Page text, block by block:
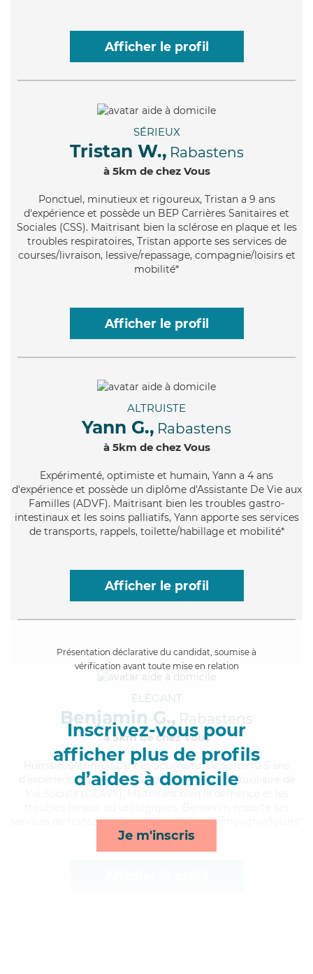
Afficher le profil
SÉRIEUX
Tristan W., Rabastens
à 5km de chez Vous
Ponctuel, minutieux et rigoureux, Tristan a 9 ans
d'expérience et possède un BEP Carrières Sanitaires et
Sociales (CSS). Maitrisant bien la sclérose en plaque et les
troubles respiratoires, Tristan apporte ses services de
courses/livraison, lessive/repassage, compagnie/loisirs et
mobilité*
Afficher le profil
ALTRUISTE
Yann G., Rabastens
à 5km de chez Vous
Expérimenté, optimiste et humain, Yann a 4 ans
d'expérience et possède un diplôme d'Assistante De Vie aux
Familles (ADVF). Maitrisant bien les troubles gastro-
intestinaux et les soins palliatifs, Yann apporte ses services
de transports, rappels, toilette/habillage et mobilité*
Afficher le profil
Présentation déclarative du candidat, soumise à
vérification avant toute mise en relation
Inscrivez-vous pour
afficher plus de profils
d’aides à domicile
Je m'inscris
ÉLÉGANT
Benjamin G., Rabastens
à 5km de chez Vous
, communicatif et optimiste, Benjamin a 5 ans
d'expérience et possède un diplôme d'État d'Auxiliaire de
services de transports, repas, mobilité et compagnie/loisirs*